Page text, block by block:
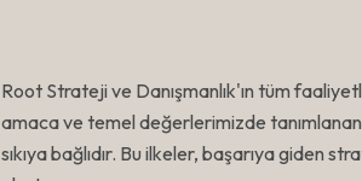
Root Strateji ve Danışmanlık'ın tüm
amaca ve temel değerlerimizde
sıkıya bağlıdır. Bu ilkeler, başarıya giden